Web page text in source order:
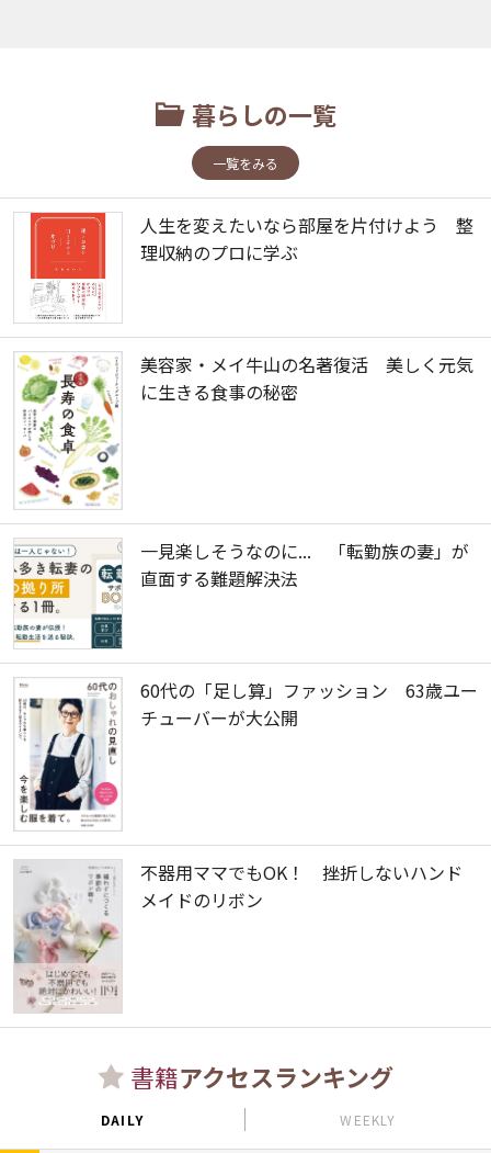
暮らしの一覧
一覧をみる
人生を変えたいなら部屋を片付けよう 整
理収納のプロに学ぶ
美容家・メイ牛山の名著復活 美しく元気
に生きる食事の秘密
一見楽しそうなのに... 「転勤族の妻」が
直面する難題解決法
60代の「足し算」ファッション 63歳ユー
チューバーが大公開
不器用ママでもOK！ 挫折しないハンド
メイドのリボン
書籍アクセスランキング
DAILY WEEKLY